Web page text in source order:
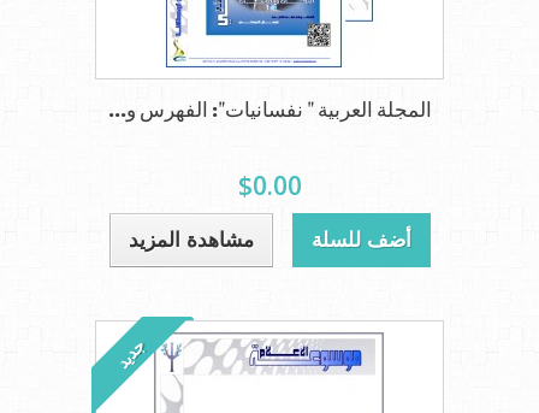
المجلة العربية " نفسانيات": الفهرس و...
$0.00
أضف للسلة مشاهدة المزيد
جديد